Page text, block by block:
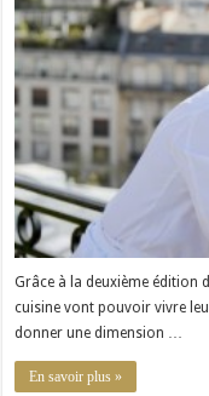
1
rêve
avec
Amandine
Grâce à la deuxième édition
cuisine vont pouvoir vivre
donner une dimension …
En savoir plus »